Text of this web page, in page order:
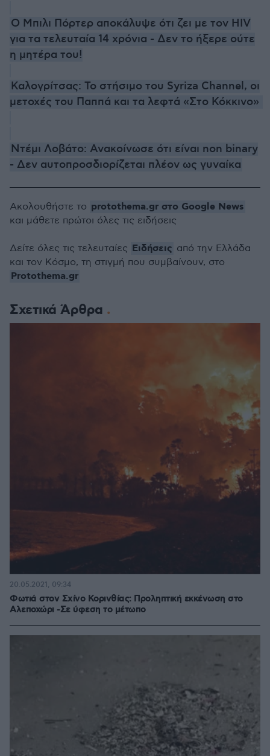
Ο Μπιλι Πόρτερ αποκάλυψε ότι ζει με τον HIV
για τα τελευταία 14 χρόνια - Δεν το ήξερε ούτε
η μητέρα του!
Καλογρίτσας: Το στήσιμο του Syriza Channel, οι
μετοχές του Παππά και τα λεφτά «Στο Κόκκινο»
Ντέμι Λοβάτο: Ανακοίνωσε ότι είναι non binary
- Δεν αυτοπροσδιορίζεται πλέον ως γυναίκα
Σχετικά Άρθρα
Φωτιά στον Σχίνο Κορινθίας: Προληπτική εκκένωση στο
Αλεποχώρι -Σε ύφεση το μέτωπο
20.05.2021, 09:34
Ακολουθήστε το protothema.gr στο Google News
και μάθετε πρώτοι όλες τις ειδήσεις
Δείτε όλες τις τελευταίες Ειδήσεις από την Ελλάδα
και τον Κόσμο, τη στιγμή που συμβαίνουν, στο
Protothema.gr